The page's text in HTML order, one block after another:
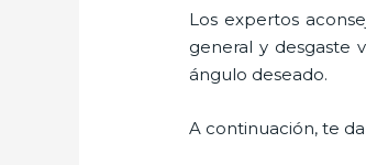
Los expertos
general y desgaste
ángulo deseado.
A continuación, te